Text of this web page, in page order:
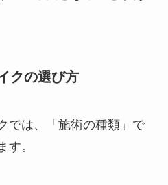
クの選び方
では、「施術の種類」で
す。